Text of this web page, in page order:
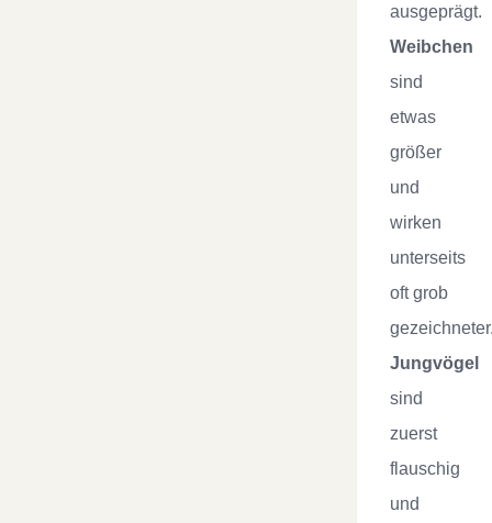
ausgeprägt.
Weibchen
sind
etwas
größer
und
wirken
unterseits
oft grob
Jungvögel
sind
zuerst
flauschig
und